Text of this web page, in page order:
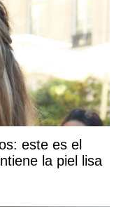
este es el
la piel lisa